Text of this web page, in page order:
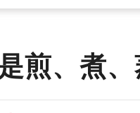
煎、煮